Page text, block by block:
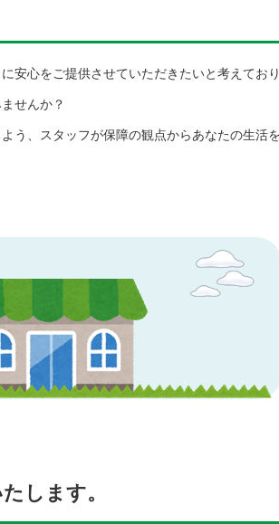
安心をご提供させていただきたいと考えており
せんか？
う、スタッフが保障の観点からあなたの生活
します。